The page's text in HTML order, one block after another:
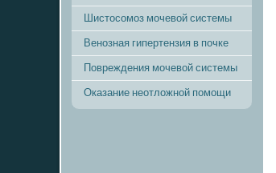
Шистосомоз мочевой системы
Венозная гипертензия в почке
Повреждения мочевой системы
Оказание неотложной помощи